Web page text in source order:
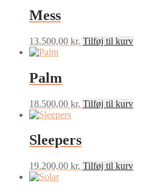
Mess
13.500,00 kr. Tilføj til kurv
Palm
18.500,00 kr. Tilføj til kurv
Sleepers
19.200,00 kr. Tilføj til kurv